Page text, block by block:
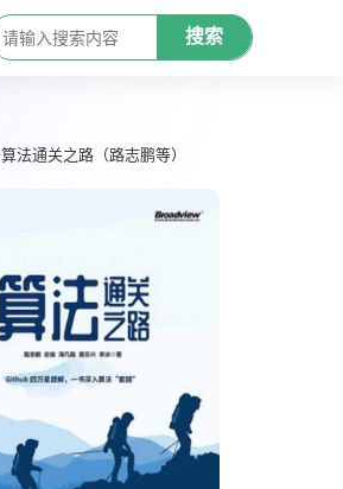
搜索
算法通关之路（路志鹏等）